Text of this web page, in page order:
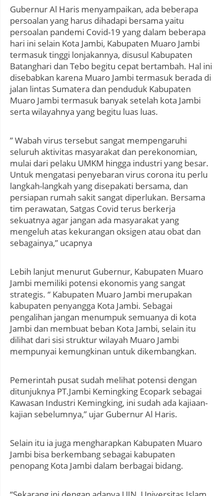
Gubernur Al Haris menyampaikan, ada beberapa
persoalan yang harus dihadapi bersama yaitu
persoalan pandemi Covid-19 yang dalam beberapa
hari ini selain Kota Jambi, Kabupaten Muaro Jambi
termasuk tinggi lonjakannya, disusul Kabupaten
Batanghari dan Tebo begitu cepat bertambah. Hal ini
disebabkan karena Muaro Jambi termasuk berada di
jalan lintas Sumatera dan penduduk Kabupaten
Muaro Jambi termasuk banyak setelah kota Jambi
serta wilayahnya yang begitu luas luas.
” Wabah virus tersebut sangat mempengaruhi
seluruh aktivitas masyarakat dan perekonomian,
mulai dari pelaku UMKM hingga industri yang besar.
Untuk mengatasi penyebaran virus corona itu perlu
langkah-langkah yang disepakati bersama, dan
persiapan rumah sakit sangat diperlukan. Bersama
tim perawatan, Satgas Covid terus berkerja
sekuatnya agar jangan ada masyarakat yang
mengeluh atas kekurangan oksigen atau obat dan
sebagainya,” ucapnya
Lebih lanjut menurut Gubernur, Kabupaten Muaro
Jambi memiliki potensi ekonomis yang sangat
strategis. “ Kabupaten Muaro Jambi merupakan
kabupaten penyangga Kota Jambi. Sebagai
pengalihan jangan menumpuk semuanya di kota
Jambi dan membuat beban Kota Jambi, selain itu
dilihat dari sisi struktur wilayah Muaro Jambi
mempunyai kemungkinan untuk dikembangkan.
Pemerintah pusat sudah melihat potensi dengan
ditunjuknya PT.Jambi Kemingking Ecopark sebagai
Kawasan Industri Kemingking, ini sudah ada kajiaan-
kajian sebelumnya,” ujar Gubernur Al Haris.
Selain itu ia juga mengharapkan Kabupaten Muaro
Jambi bisa berkembang sebagai kabupaten
penopang Kota Jambi dalam berbagai bidang.